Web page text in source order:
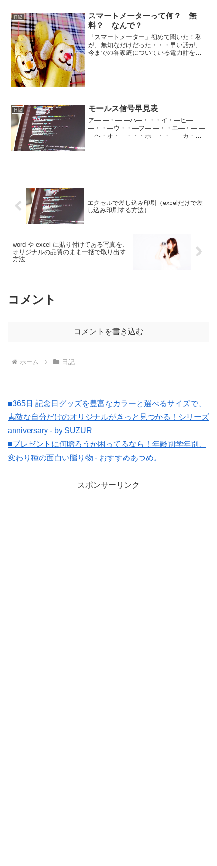
使っている iPhone5S のsim...
日記
スマートメーターって何？ 無
料？ なんで？
「スマートメーター」初めて聞いた！私
が、無知なだけだった・・・早い話が、
今までの各家庭についている電力計を、
日記 モールス信号早見表
ア― ―・― ―ハ―・・・イ・―ヒ―
―・・―ウ・・―フ― ―・・エ―・― ―
―ヘ・オ・―・・・ホ―・・ カ・
エクセルで差し込み印刷（excelだけで差
し込み印刷する方法）
word や excel に貼り付けてある写真を、
オリジナルの品質のまま一括で取り出す
方法
コメント
コメントを書き込む
ホーム 日記
■365日 記念日グッズを豊富なカラーと選べるサイズで、
素敵な自分だけのオリジナルがきっと見つかる！シリーズ
anniversary - by SUZURI
■プレゼントに何贈ろうか困ってるなら！年齢別学年別、
変わり種の面白い贈り物 - おすすめあつめ。
スポンサーリンク